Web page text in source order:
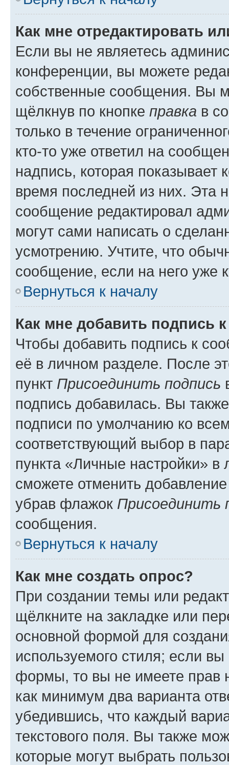
Как мне отредактировать
Если вы не являетесь
конференции, вы можете
собственные сообщения. Вы
щёлкнув по кнопке правка в
только в течение
кто-то уже ответил на
надпись, которая показывает
время последней из них. Эта
сообщение редактировал
могут сами написать о
усмотрению. Учтите, что
сообщение, если на него уже
Вернуться к началу
Как мне добавить подпись
Чтобы добавить подпись к
её в личном разделе. После
пункт Присоединить подпись
подпись добавилась. Вы
подписи по умолчанию ко
соответствующий выбор в
пункта «Личные настройки»
сможете отменить
убрав флажок Присоединить
сообщения.
Вернуться к началу
Как мне создать опрос?
При создании темы или
щёлкните на закладке или
основной формой для
используемого стиля; если
формы, то вы не имеете прав
как минимум два варианта
убедившись, что каждый
текстового поля. Вы также
которые могут выбрать